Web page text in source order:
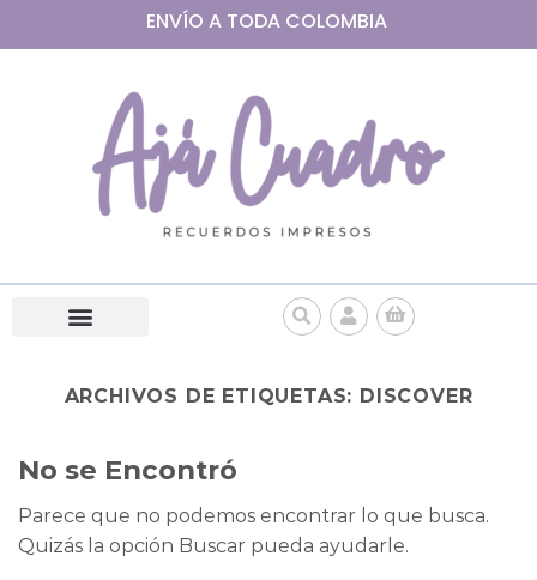
ENVÍO A TODA COLOMBIA
ARCHIVOS DE ETIQUETAS: DISCOVER
No se Encontró
Parece que no podemos encontrar lo que busca.
Quizás la opción Buscar pueda ayudarle.